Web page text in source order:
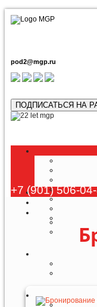
pod2@mgp.ru
ПОДПИСАТЬСЯ НА
+7 (901) 506-